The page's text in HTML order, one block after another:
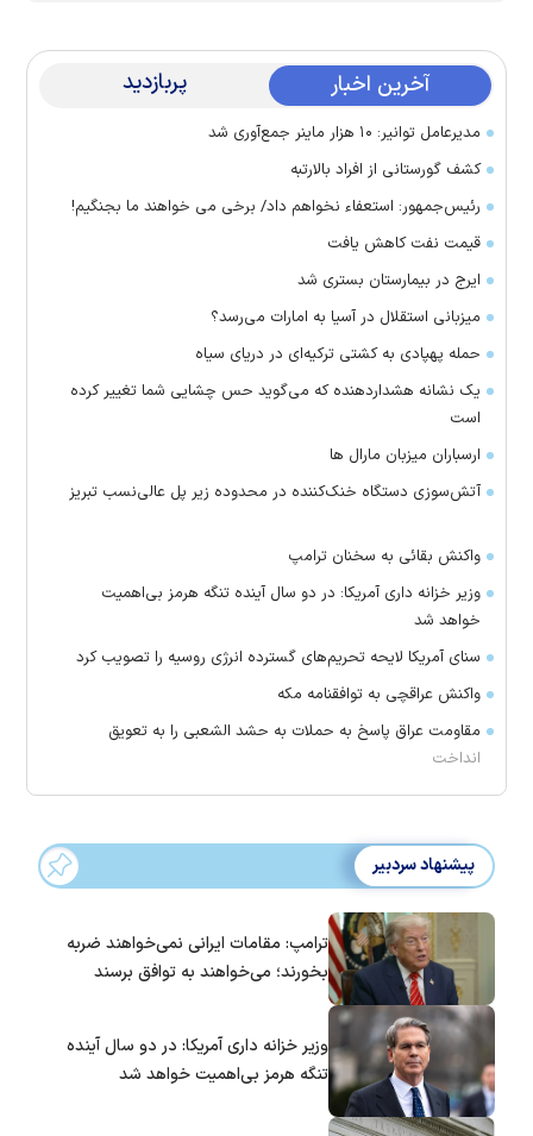
آخرین اخبار پربازدید
مدیرعامل توانیر: ۱۰ هزار ماینر جمع‌آوری شد
کشف گورستانی از افراد بالارتبه
رئیس‌جمهور: استعفاء نخواهم داد/ برخی می خواهند ما بجنگیم!
قیمت نفت کاهش یافت
ایرج در بیمارستان بستری شد
میزبانی استقلال در آسیا به امارات می‌رسد؟
حمله پهپادی به کشتی ترکیه‌ای در دریای سیاه
یک نشانه هشداردهنده که می‌گوید حس چشایی شما تغییر کرده
است
ارسباران میزبان مارال ها
آتش‌سوزی دستگاه خنک‌کننده در محدوده زیر پل عالی‌نسب تبریز
واکنش بقائی به سخنان ترامپ
وزیر خزانه داری آمریکا: در دو سال آینده تنگه هرمز بی‌اهمیت
خواهد شد
سنای آمریکا لایحه تحریم‌های گسترده انرژی روسیه را تصویب کرد
واکنش عراقچی به توافقنامه مکه
مقاومت عراق پاسخ به حملات به حشد الشعبی را به تعویق
انداخت
پیشنهاد سردبیر
ترامپ: مقامات ایرانی نمی‌خواهند ضربه
بخورند؛ می‌خواهند به توافق برسند
وزیر خزانه داری آمریکا: در دو سال آینده
تنگه هرمز بی‌اهمیت خواهد شد